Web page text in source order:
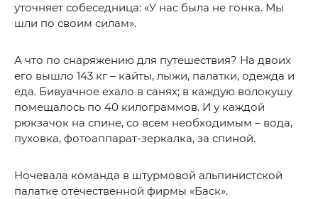
уточняет собеседница: «У нас была не гонка. Мы
шли по своим силам».
А что по снаряжению для путешествия? На двоих
его вышло 143 кг – кайты, лыжи, палатки, одежда и
еда. Бивуачное ехало в санях; в каждую волокушу
помещалось по 40 килограммов. И у каждой
рюкзачок на спине, со всем необходимым – вода,
пуховка, фотоаппарат-зеркалка, за спиной.
Ночевала команда в штурмовой альпинистской
палатке отечественной фирмы «Баск».